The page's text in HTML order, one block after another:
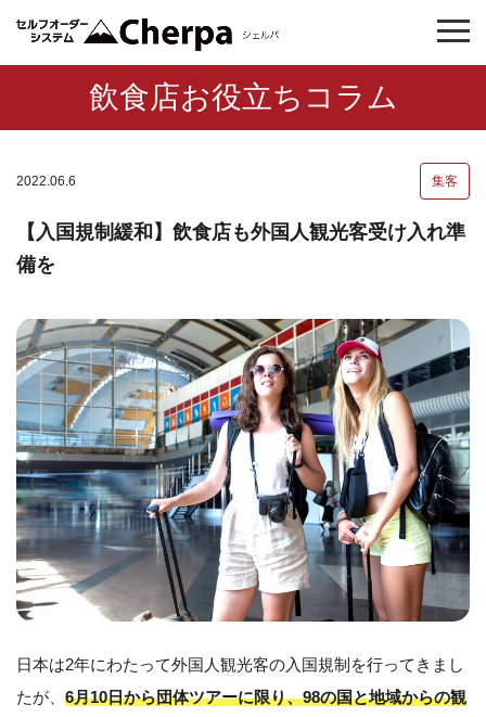
飲食店お役立ちコラム
2022.06.6 集客
【入国規制緩和】飲食店も外国人観光客受け入れ準
備を
日本は2年にわたって外国人観光客の入国規制を行ってきまし
たが、 6月10日から団体ツアーに限り、98の国と地域からの観